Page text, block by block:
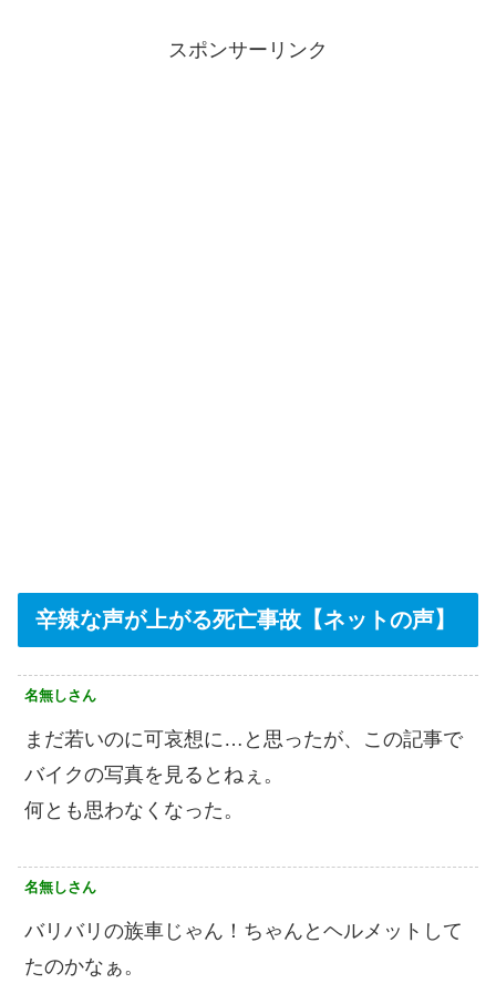
スポンサーリンク
辛辣な声が上がる死亡事故【ネットの声】
名無しさん
まだ若いのに可哀想に…と思ったが、この記事で
バイクの写真を見るとねぇ。
何とも思わなくなった。
名無しさん
バリバリの族車じゃん！ちゃんとヘルメットして
たのかなぁ。